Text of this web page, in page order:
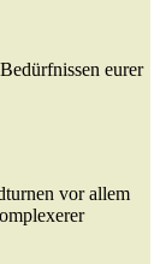
eurer
vor allem